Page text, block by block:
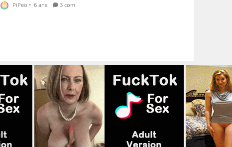
PiPeo • 6 ans 3 com